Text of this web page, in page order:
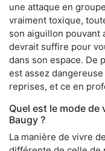
une attaque en
vraiment toxique,
son aiguillon pouvant
devrait suffire pour
dans son espace. De
est assez
reprises, et ce en
Quel est le mode
Baugy ?
La manière de vivre